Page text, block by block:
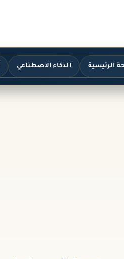
الرئيسية الذكاء الاصطناعي